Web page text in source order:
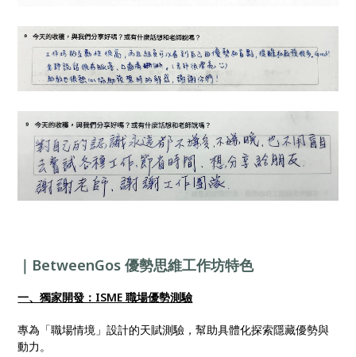
｜BetweenGos 優勢思維工作坊特色
一、獨家開發：ISME 職場優勢測驗
專為「職場情境」設計的天賦測驗，幫助具體化探索隱藏優勢與
動力。